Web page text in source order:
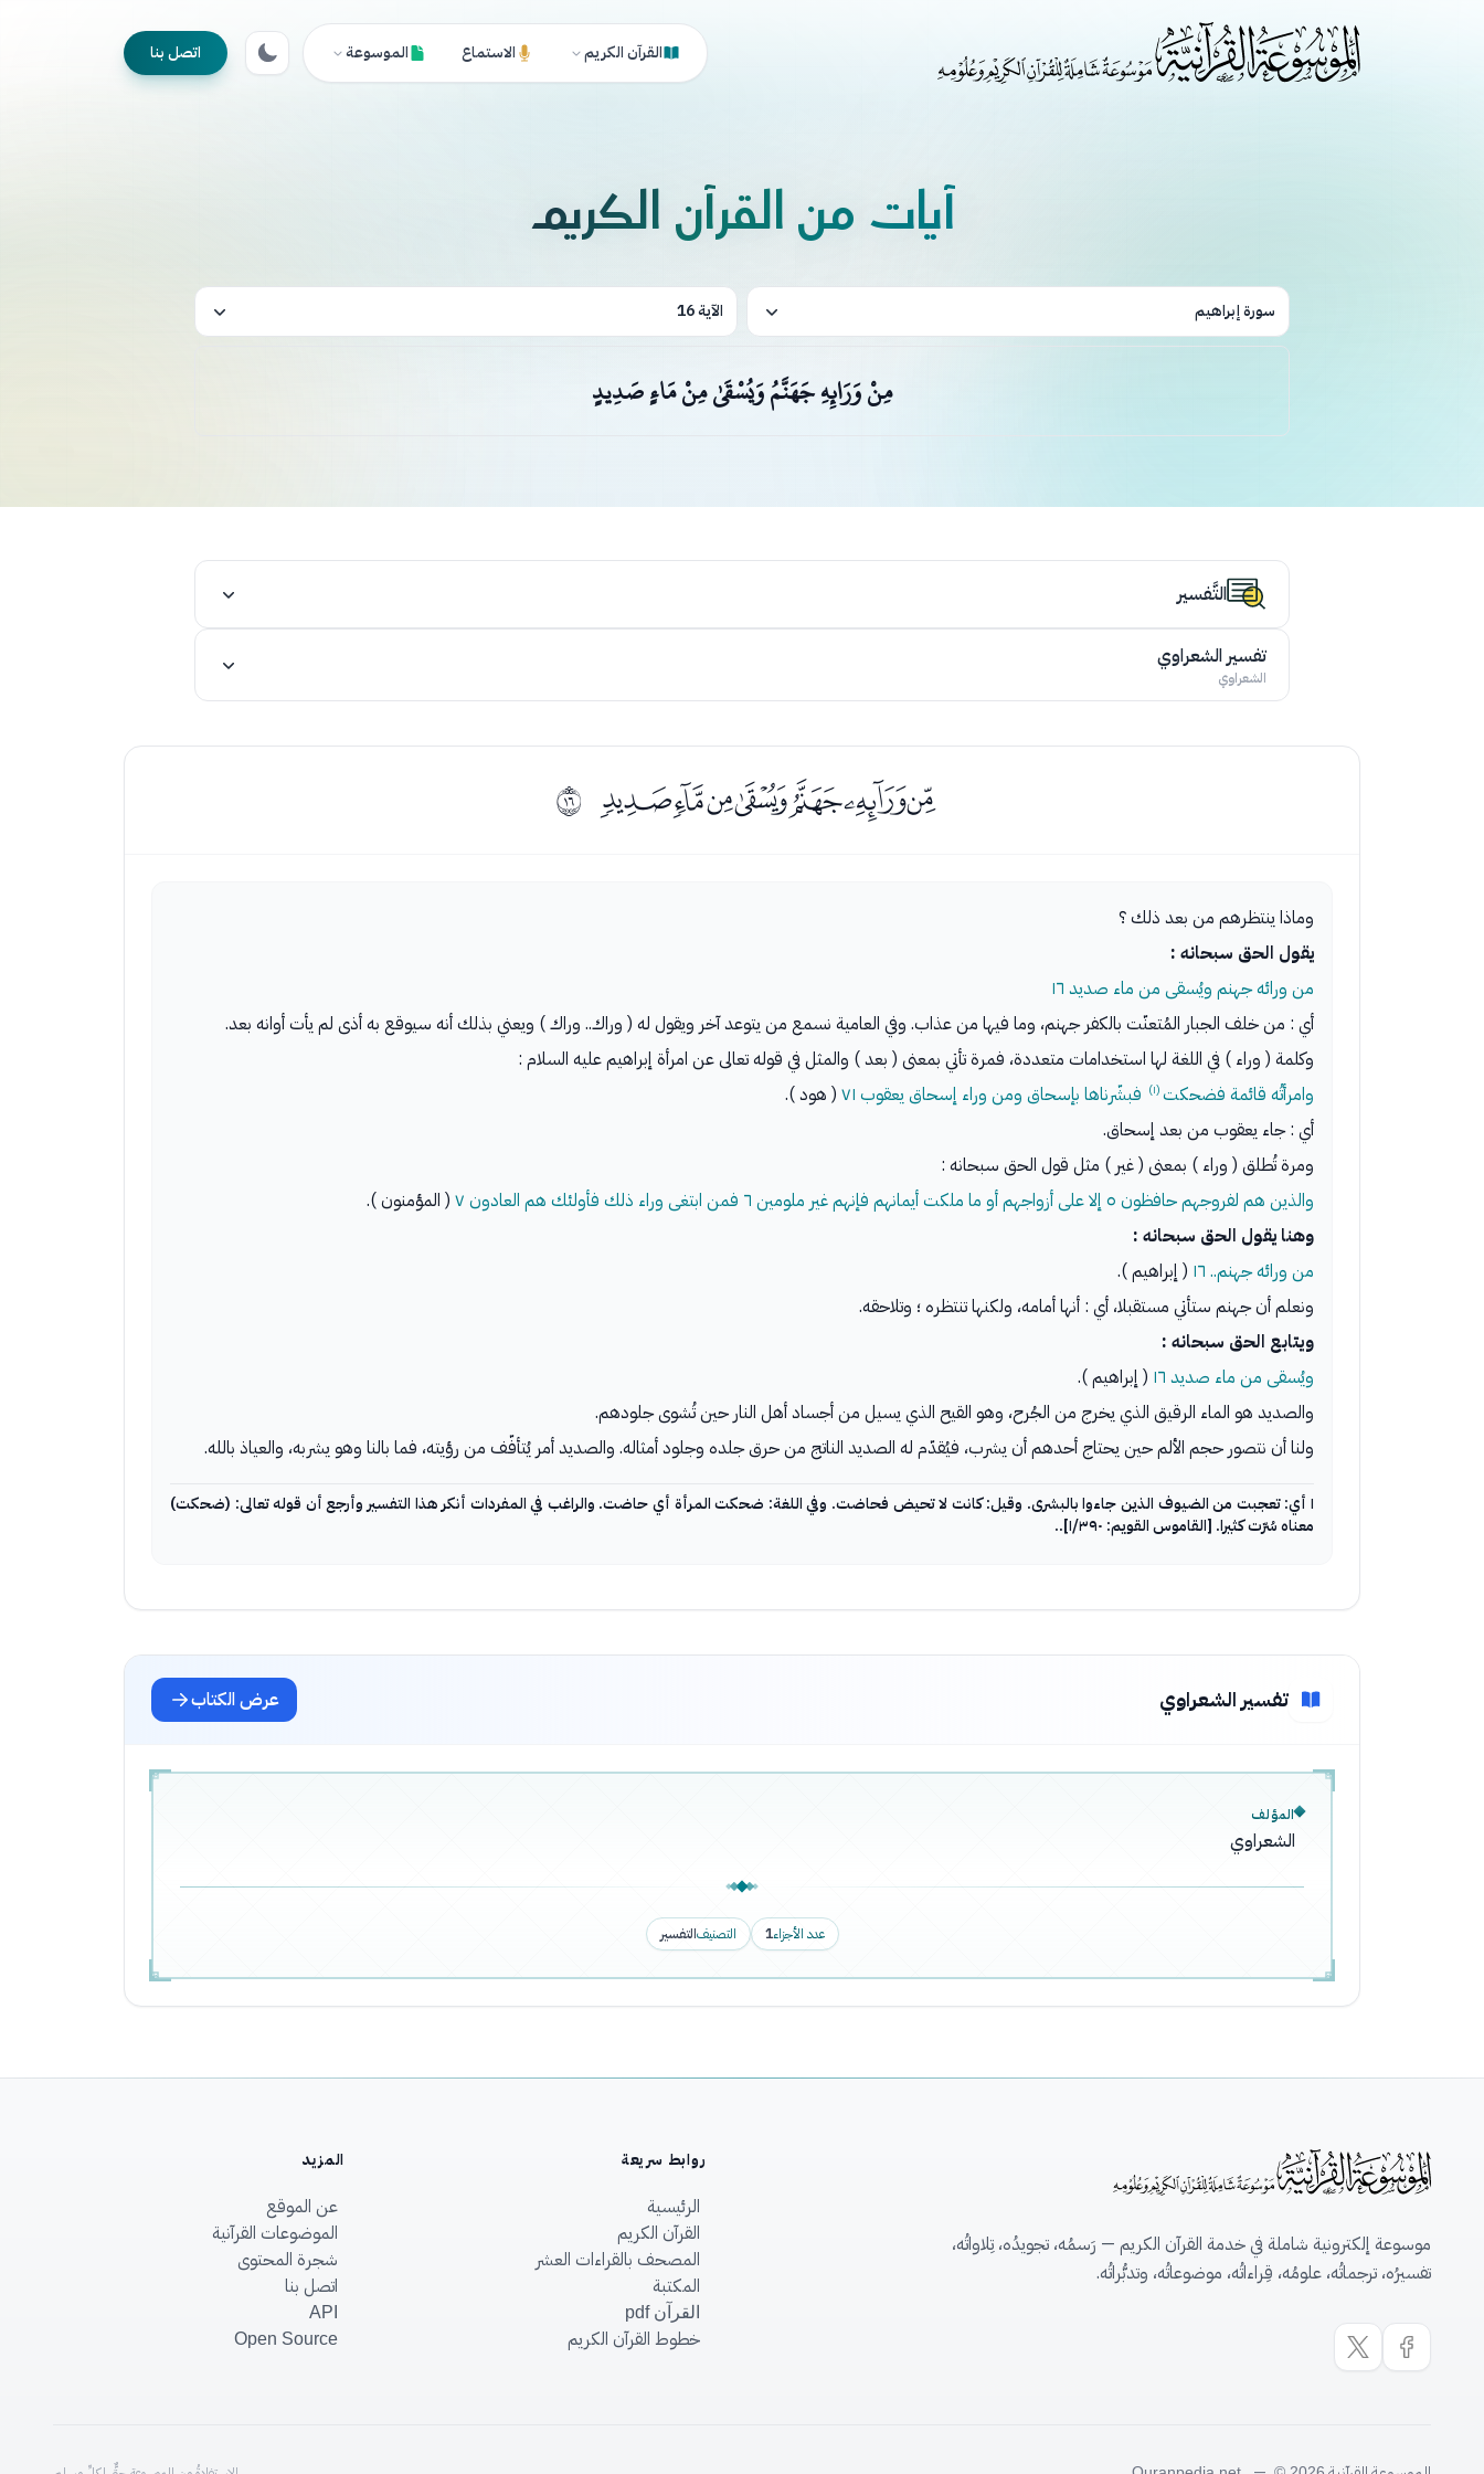
القرآن الكريم الاستماع الموسوعة اتصل بنا
آيات من القرآن الكريم
سورة إبراهيم الآية 16
مِنْ وَرَائِهِ جَهَنَّمُ وَيُسْقَىٰ مِنْ مَاءٍ صَدِيدٍ
التَّفسير
تفسير الشعراوي
الشعراوي
ﮩﮪﮫﮬﮭﮮﮯ ﰏ
وماذا ينتظرهم من بعد ذلك ؟
يقول الحق سبحانه :
من ورائه جهنم ويُسقى من ماء صديد ١٦
أي : من خلف الجبار المُتعنّت بالكفر جهنم، وما فيها من عذاب. وفي العامية نسمع من يتوعد آخر ويقول له ( وراك.. وراك ) ويعني بذلك أنه سيوقع به أذى لم يأت أوانه بعد.
وكلمة ( وراء ) في اللغة لها استخدامات متعددة، فمرة تأتي بمعنى ( بعد ) والمثل في قوله تعالى عن امرأة إبراهيم عليه السلام :
وامرأتُه قائمة فضحكت (١) فبشّرناها بإسحاق ومن وراء إسحاق يعقوب ٧١
( هود ).
أي : جاء يعقوب من بعد إسحاق.
ومرة تُطلق ( وراء ) بمعنى ( غير ) مثل قول الحق سبحانه :
والذين هم لفروجهم حافظون ٥ إلا على أزواجهم أو ما ملكت أيمانهم فإنهم غير ملومين ٦ فمن ابتغى وراء ذلك فأولئك هم العادون ٧
( المؤمنون ).
وهنا يقول الحق سبحانه :
من ورائه جهنم.. ١٦
( إبراهيم ).
ونعلم أن جهنم ستأتي مستقبلا، أي : أنها أمامه، ولكنها تنتظره ؛ وتلاحقه.
ويتابع الحق سبحانه :
ويُسقى من ماء صديد ١٦
( إبراهيم ).
والصديد هو الماء الرقيق الذي يخرج من الجُرح، وهو القيح الذي يسيل من أجساد أهل النار حين تُشوى جلودهم.
ولنا أن نتصور حجم الألم حين يحتاج أحدهم أن يشرب، فيُقدّم له الصديد الناتج من حرق جلده وجلود أمثاله. والصديد أمر يُتأفّف من رؤيته، فما بالنا وهو يشربه، والعياذ بالله.
١ أي: تعجبت من الضيوف الذين جاءوا بالبشرى. وقيل: كانت لا تحيض فحاضت. وفي اللغة: ضحكت المرأة أي حاضت. والراغب في المفردات أنكر هذا التفسير وأرجع أن قوله تعالى: (ضحكت)
معناه سُرّت كثيرا. [القاموس القويم: ١/٣٩٠]..
تفسير الشعراوي عرض الكتاب
المؤلف
الشعراوي
عدد الأجزاء1 التصنيفالتفسير
موسوعة إلكترونية شاملة في خدمة القرآن الكريم — رَسمُه، تجويدُه، تِلاواتُه،
تفسيرُه، ترجماتُه، علومُه، قِراءاتُه، موضوعاتُه، وتدبُّراتُه.
روابط سريعة
الرئيسية
القرآن الكريم
المصحف بالقراءات العشر
المكتبة
القرآن pdf
خطوط القرآن الكريم
المزيد
عن الموقع
الموضوعات القرآنية
شجرة المحتوى
اتصل بنا
API
Open Source